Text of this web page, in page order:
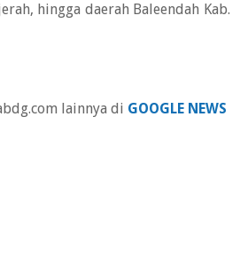
hingga daerah Baleendah Kab.
lainnya di GOOGLE NEWS